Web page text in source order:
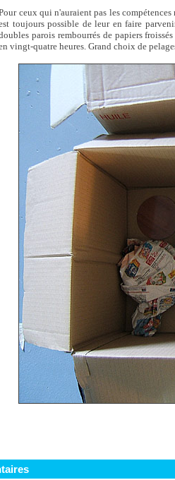
ceux qui n'auraient pas les
toujours possible de leur en faire
parois rembourrés de papiers
vingt-quatre heures. Grand choix de